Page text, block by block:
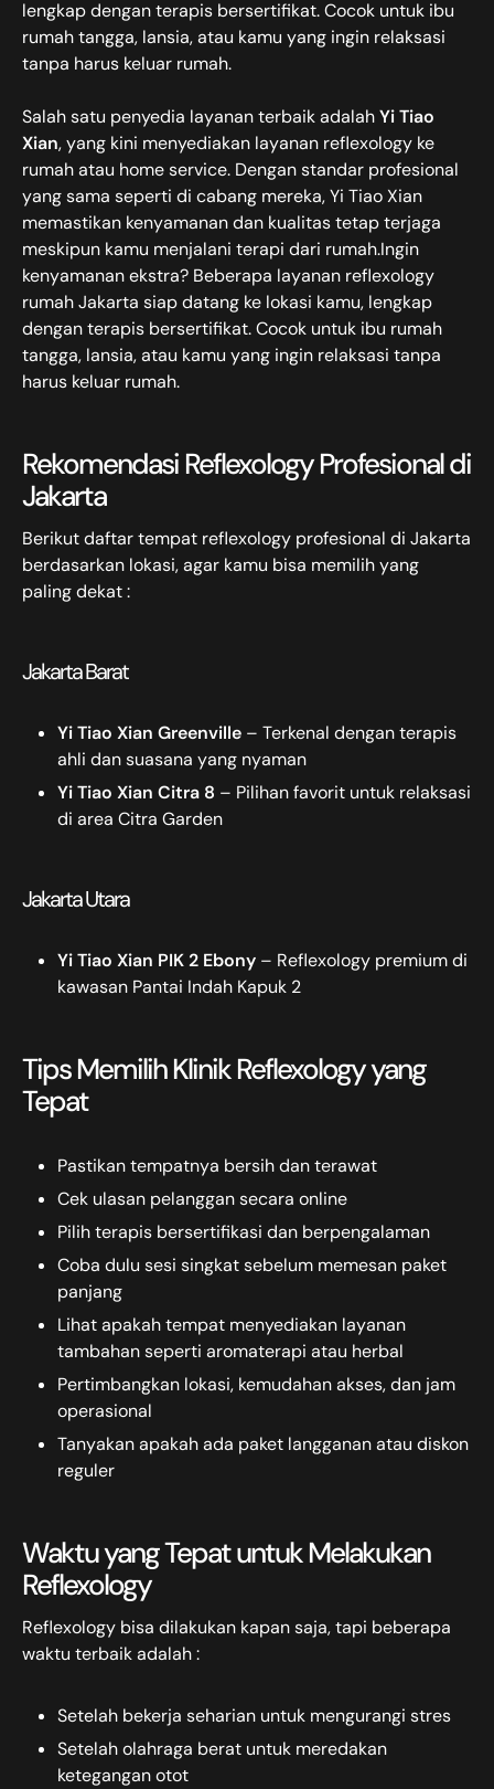
lengkap dengan terapis bersertifikat. Cocok untuk ibu
rumah tangga, lansia, atau kamu yang ingin relaksasi
tanpa harus keluar rumah.
Salah satu penyedia layanan terbaik adalahYi Tiao
Xian, yang kini menyediakan layanan reflexology ke
rumah atau home service. Dengan standar profesional
yang sama seperti di cabang mereka, Yi Tiao Xian
memastikan kenyamanan dan kualitas tetap terjaga
meskipun kamu menjalani terapi dari rumah.Ingin
kenyamanan ekstra? Beberapa layanan reflexology
rumah Jakarta siap datang ke lokasi kamu, lengkap
dengan terapis bersertifikat. Cocok untuk ibu rumah
tangga, lansia, atau kamu yang ingin relaksasi tanpa
harus keluar rumah.
Rekomendasi Reflexology Profesional di
Jakarta
Berikut daftar tempat reflexology profesional di Jakarta
berdasarkan lokasi, agar kamu bisa memilih yang
paling dekat :
Jakarta Barat
Yi Tiao Xian Greenville – Terkenal dengan terapis
ahli dan suasana yang nyaman
Yi Tiao Xian Citra 8 – Pilihan favorit untuk relaksasi
di area Citra Garden
Jakarta Utara
Yi Tiao Xian PIK 2 Ebony – Reflexology premium di
kawasan Pantai Indah Kapuk 2
Tips Memilih Klinik Reflexology yang
Tepat
Pastikan tempatnya bersih dan terawat
Cek ulasan pelanggan secara online
Pilih terapis bersertifikasi dan berpengalaman
Coba dulu sesi singkat sebelum memesan paket
panjang
Lihat apakah tempat menyediakan layanan
tambahan seperti aromaterapi atau herbal
Pertimbangkan lokasi, kemudahan akses, dan jam
operasional
Tanyakan apakah ada paket langganan atau diskon
reguler
Waktu yang Tepat untuk Melakukan
Reflexology
Reflexology bisa dilakukan kapan saja, tapi beberapa
waktu terbaik adalah :
Setelah bekerja seharian untuk mengurangi stres
Setelah olahraga berat untuk meredakan
ketegangan otot